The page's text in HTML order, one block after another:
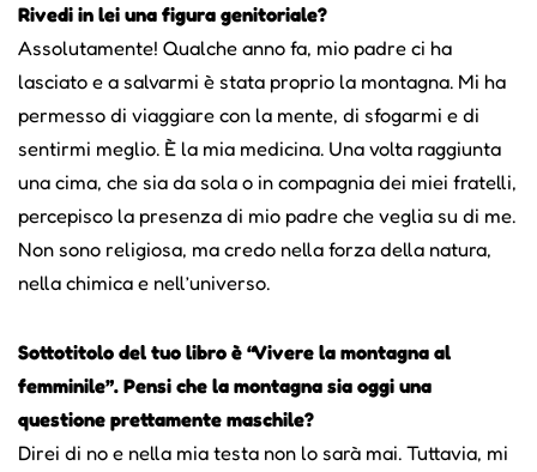
Rivedi in lei una figura genitoriale?
Assolutamente! Qualche anno fa, mio padre ci ha
lasciato e a salvarmi è stata proprio la montagna. Mi ha
permesso di viaggiare con la mente, di sfogarmi e di
sentirmi meglio. È la mia medicina. Una volta raggiunta
una cima, che sia da sola o in compagnia dei miei fratelli,
percepisco la presenza di mio padre che veglia su di me.
Non sono religiosa, ma credo nella forza della natura,
nella chimica e nell’universo.
Sottotitolo del tuo libro è “Vivere la montagna al
femminile”. Pensi che la montagna sia oggi una
questione prettamente maschile?
Direi di no e nella mia testa non lo sarà mai. Tuttavia, mi